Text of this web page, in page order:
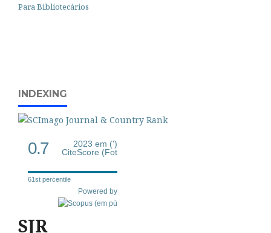
Para Bibliotecários
INDEXING
0.7
2023 em (')
CiteScore (Fot
61st percentile
Powered by
SJR